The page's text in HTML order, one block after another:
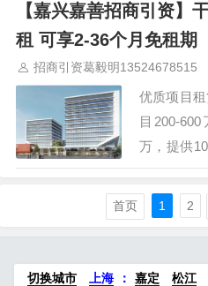
体项目一
站仅需27
（S12申
察 135
【嘉兴嘉善招商引资】
租 可享2-36个月免租期
招商引资葛毅明13524678515
优质项目
目200-
万，提供
集成电路
体项目一事
站仅需24
嘉善厂房
首页 1 2
切换城市 上海 ： 嘉定 松江